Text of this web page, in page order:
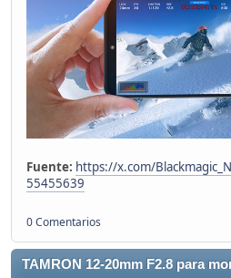
Fuente: https://x.com/
55455639
0 Comentarios
TAMRON 12-20mm F2.8 para